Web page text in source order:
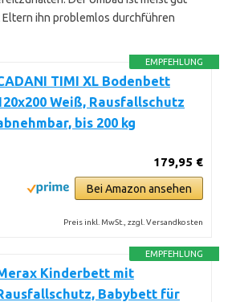
Eltern ihn problemlos durchführen
EMPFEHLUNG
TIMI XL Bodenbett
Weiß, Rausfallschutz
bis 200 kg
179,95 €
Bei Amazon ansehen
Preis inkl. MwSt., zzgl. Versandkosten
EMPFEHLUNG
Kinderbett mit
Babybett für